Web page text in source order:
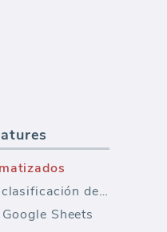
Rastreador de clasificación de palabras clave
Sheets